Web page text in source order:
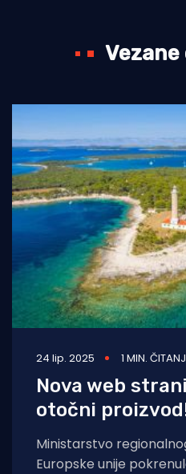
Vezane
24 lip. 2025 1 MIN.
Nova web
otočni
Ministarstvo
Europske unije